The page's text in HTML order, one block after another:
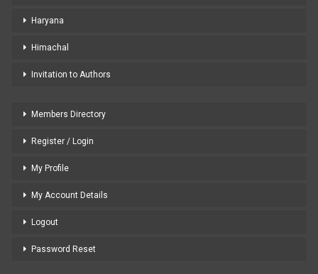
Haryana
Himachal
Invitation to Authors
Members Directory
Register / Login
My Profile
My Account Details
Logout
Password Reset